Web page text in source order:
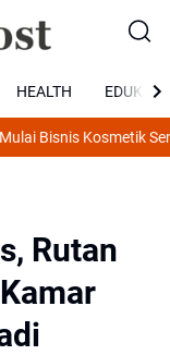
HEALTH EDUKASI
Bisnis Kosmetik
Rutan